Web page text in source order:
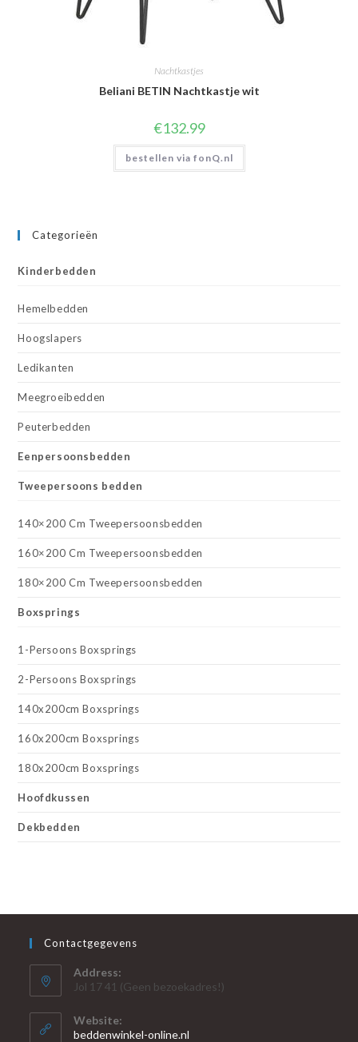
Nachtkastjes
Beliani BETIN Nachtkastje wit
€132.99
bestellen via fonQ.nl
Categorieën
Kinderbedden
Hemelbedden
Hoogslapers
Ledikanten
Meegroeibedden
Peuterbedden
Eenpersoonsbedden
Tweepersoons bedden
140×200 Cm Tweepersoonsbedden
160×200 Cm Tweepersoonsbedden
180×200 Cm Tweepersoonsbedden
Boxsprings
1-Persoons Boxsprings
2-Persoons Boxsprings
140x200cm Boxsprings
160x200cm Boxsprings
180x200cm Boxsprings
Hoofdkussen
Dekbedden
Contactgegevens
Address:
Jol 17 41 (Geen bezoekadres!)
Website:
beddenwinkel-online.nl